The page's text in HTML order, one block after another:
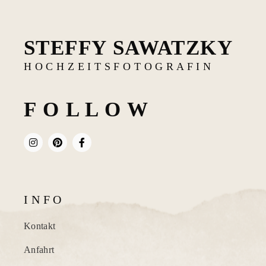
STEFFY SAWATZKY
H O C H Z E I T S F O T O G R A F I N
F O L L O W
I N F O
Kontakt
Anfahrt